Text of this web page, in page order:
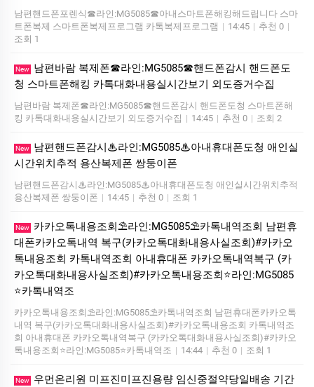
남편핸드폰포렌식☎라인:MG5085☎아내스마트폰해킹해드립니다 스마
트폰복제 스마트폰복제프로그램 카톡복제프로그램 | 14:45 | 추천 0 |
조회 1
New
남편바람 복제폰☎라인:MG5085☎핸드폰감시 핸드폰도
청 스마트폰해킹 카톡대화내용실시간보기 외도증거수집
남편바람 복제폰☎라인:MG5085☎핸드폰감시 핸드폰도청 스마트폰해
킹 카톡대화내용실시간보기 외도증거수집 | 14:45 | 추천 0 | 조회 2
New
남편핸드폰감시♨라인:MG5085♨아내휴대폰도청 애인실
시간위치추적 용산복제폰 쌍둥이폰
남편핸드폰감시♨라인:MG5085♨아내휴대폰도청 애인실시간위치추적
용산복제폰 쌍둥이폰 | 14:45 | 추천 0 | 조회 1
New
카카오톡내용조회⛱️라인:MG5085⛱️카톡내역조회 남편휴
대폰카카오톡내역 복구(카카오톡대화내용사실조회)#카카오
톡내용조회 카톡내역조회 아내휴대폰 카카오톡내역복구 (카
카오톡대화내용사실조회)#카카오톡내용조회⭐라인:MG5085
⭐카톡내역조
카카오톡내용조회⛱️라인:MG5085⛱️카톡내역조회 남편휴대폰카카오톡
내역 복구(카카오톡대화내용사실조회)#카카오톡내용조회 카톡내역조
회 아내휴대폰 카카오톡내역복구 (카카오톡대화내용사실조회)#카카오
톡내용조회⭐라인:MG5085⭐카톡내역조 | 14:44 | 추천 0 | 조회 1
New 우먼온리원 미프진미프진용량 임신중절약당일배송 기간